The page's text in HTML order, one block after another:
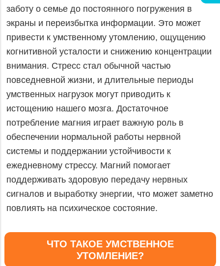
заботу о семье до постоянного погружения в
экраны и переизбытка информации. Это может
привести к умственному утомлению, ощущению
когнитивной усталости и снижению концентрации
внимания. Стресс стал обычной частью
повседневной жизни, и длительные периоды
умственных нагрузок могут приводить к
истощению нашего мозга. Достаточное
потребление магния играет важную роль в
обеспечении нормальной работы нервной
системы и поддержании устойчивости к
ежедневному стрессу. Магний помогает
поддерживать здоровую передачу нервных
сигналов и выработку энергии, что может заметно
повлиять на психическое состояние.
ЧТО ТАКОЕ УМСТВЕННОЕ
УТОМЛЕНИЕ?